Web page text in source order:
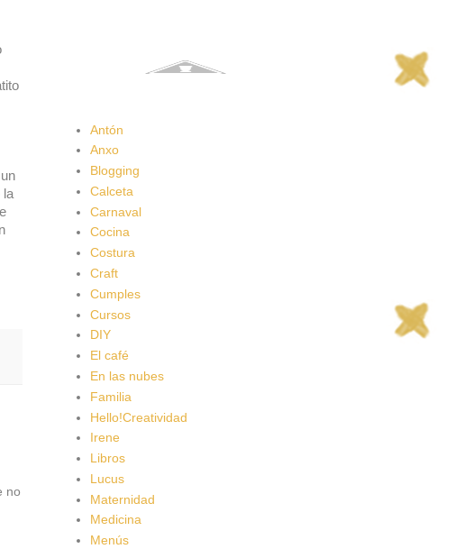
la
no
Antón
Anxo
Blogging
Calceta
Carnaval
Cocina
Costura
Craft
Cumples
Cursos
DIY
El café
En las nubes
Familia
Hello!Creatividad
Irene
Libros
Lucus
Maternidad
Medicina
Menús